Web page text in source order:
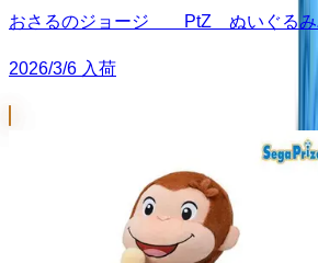
おさるのジョージ PtZ ぬいぐるみ
2026/3/6 入荷